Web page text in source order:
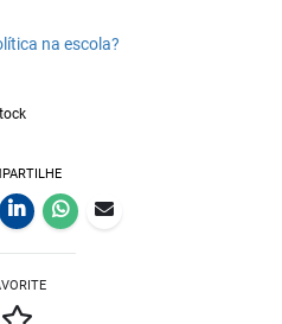
na escola?